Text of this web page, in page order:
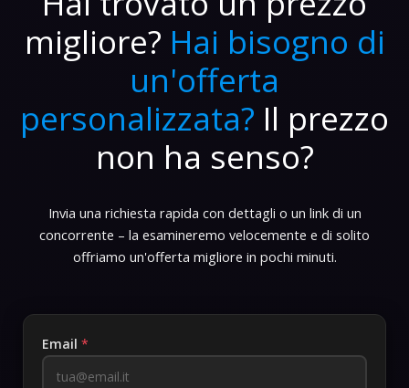
migliore? Hai bisogno di
un'offerta
personalizzata? Il prezzo
non ha senso?
Invia una richiesta rapida con dettagli o un link di un
concorrente – la esamineremo velocemente e di solito
offriamo un'offerta migliore in pochi minuti.
Email *